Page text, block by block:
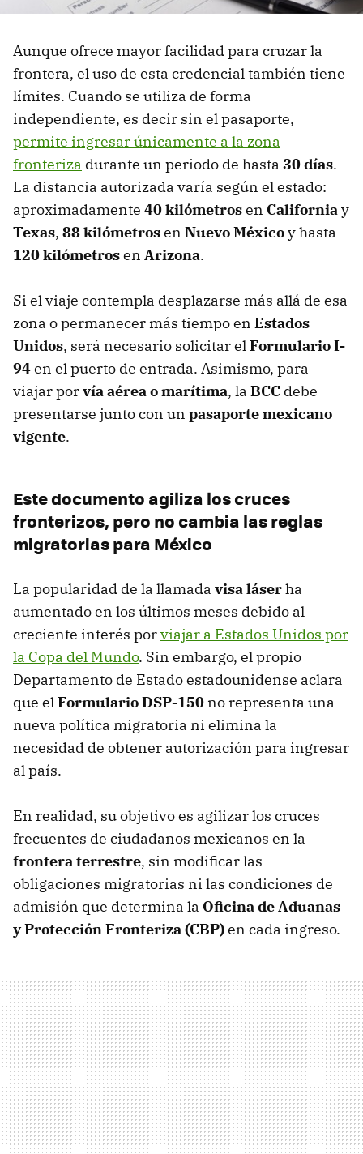
Aunque ofrece mayor facilidad para cruzar la
frontera, el uso de esta credencial también tiene
límites. Cuando se utiliza de forma
independiente, es decir sin el pasaporte,
permite ingresar únicamente a la zona
fronteriza durante un periodo de hasta 30 días.
La distancia autorizada varía según el estado:
aproximadamente 40 kilómetrosen Californiay
Texas, 88 kilómetrosen Nuevo Méxicoy hasta
120 kilómetrosen Arizona.
Si el viaje contempla desplazarse más allá de esa
zona o permanecer más tiempo en Estados
Unidos, será necesario solicitar elFormulario I-
94en el puerto de entrada. Asimismo, para
viajar porvía aérea o marítima, la BCC debe
presentarse junto con un pasaporte mexicano
vigente.
Este documento agiliza los cruces
fronterizos, pero no cambia las reglas
migratorias para México
La popularidad de la llamada visa láserha
aumentado en los últimos meses debido al
creciente interés porviajar a Estados Unidos por
la Copa del Mundo. Sin embargo, el propio
Departamento de Estado estadounidense aclara
que elFormulario DSP-150 no representa una
nueva política migratoria ni elimina la
necesidad de obtener autorización para ingresar
al país.
En realidad, su objetivo es agilizar los cruces
frecuentes de ciudadanos mexicanos en la
frontera terrestre, sin modificar las
obligaciones migratorias ni las condiciones de
admisión que determina la Oficina de Aduanas
y Protección Fronteriza (CBP)en cada ingreso.